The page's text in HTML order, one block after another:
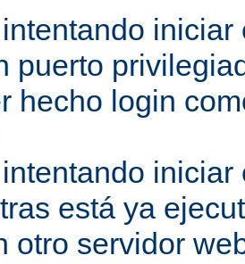
puerto
hecho login
está ya
otro servidor